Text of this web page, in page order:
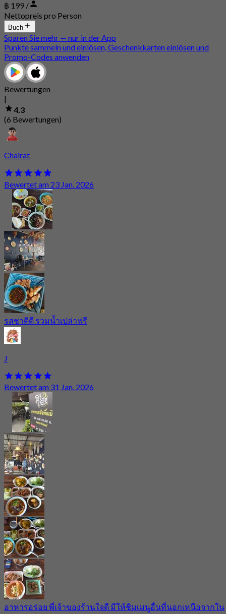
฿ 199 /
Nettopreis pro Person
Buch
Sparen Sie mehr — nur in der App
Punkte sammeln und einlösen, Geschenkkarten einlösen und
Promo-Codes anwenden
Bewertungen
|
4.3
(6 Bewertungen)
Chairat
Bewertet am 23 Jan. 2026
รสชาติดี รวมน้ำเปล่าฟรี
J
Bewertet am 31 Jan. 2026
อาหารอร่อย พี่เจ้าของร้านใจดี มีให้ชิมเมนูอื่นที่นอกเหนือจากใน